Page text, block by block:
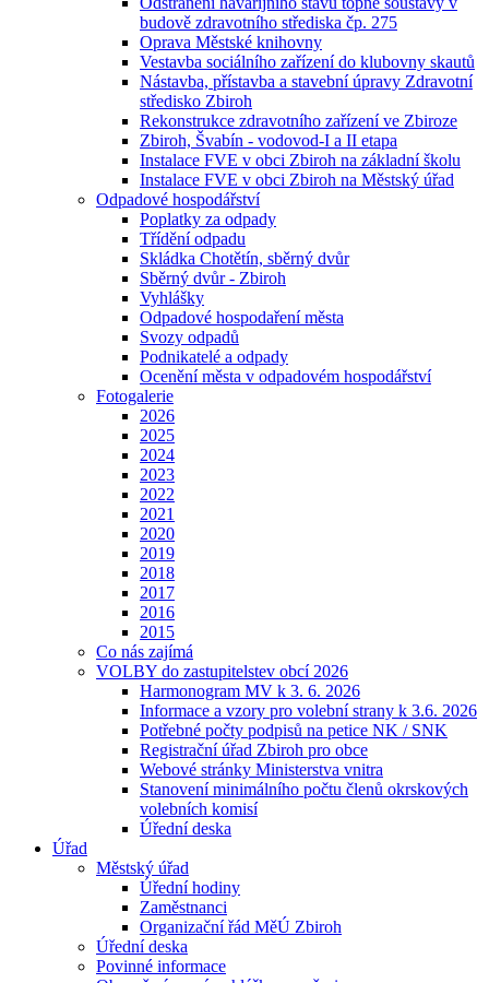
budově zdravotního střediska čp. 275
Oprava Městské knihovny
Vestavba sociálního zařízení do klubovny skautů
Nástavba, přístavba a stavební úpravy Zdravotní
středisko Zbiroh
Rekonstrukce zdravotního zařízení ve Zbiroze
Zbiroh, Švabín - vodovod-I a II etapa
Instalace FVE v obci Zbiroh na základní školu
Instalace FVE v obci Zbiroh na Městský úřad
Odpadové hospodářství
Poplatky za odpady
Třídění odpadu
Skládka Chotětín, sběrný dvůr
Sběrný dvůr - Zbiroh
Vyhlášky
Odpadové hospodaření města
Svozy odpadů
Podnikatelé a odpady
Ocenění města v odpadovém hospodářství
Fotogalerie
2026
2025
2024
2023
2022
2021
2020
2019
2018
2017
2016
2015
Co nás zajímá
VOLBY do zastupitelstev obcí 2026
Harmonogram MV k 3. 6. 2026
Informace a vzory pro volební strany k 3.6. 2026
Potřebné počty podpisů na petice NK / SNK
Registrační úřad Zbiroh pro obce
Webové stránky Ministerstva vnitra
Stanovení minimálního počtu členů okrskových
volebních komisí
Úřední deska
Úřad
Městský úřad
Úřední hodiny
Zaměstnanci
Organizační řád MěÚ Zbiroh
Úřední deska
Povinné informace